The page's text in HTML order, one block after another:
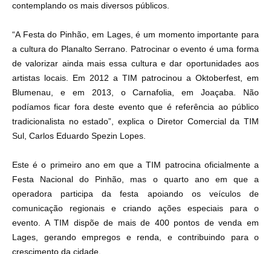
contemplando os mais diversos públicos.
“A Festa do Pinhão, em Lages, é um momento importante para
a cultura do Planalto Serrano. Patrocinar o evento é uma forma
de valorizar ainda mais essa cultura e dar oportunidades aos
artistas locais. Em 2012 a TIM patrocinou a Oktoberfest, em
Blumenau, e em 2013, o Carnafolia, em Joaçaba. Não
podíamos ficar fora deste evento que é referência ao público
tradicionalista no estado”, explica o Diretor Comercial da TIM
Sul, Carlos Eduardo Spezin Lopes.
Este é o primeiro ano em que a TIM patrocina oficialmente a
Festa Nacional do Pinhão, mas o quarto ano em que a
operadora participa da festa apoiando os veículos de
comunicação regionais e criando ações especiais para o
evento. A TIM dispõe de mais de 400 pontos de venda em
Lages, gerando empregos e renda, e contribuindo para o
crescimento da cidade.